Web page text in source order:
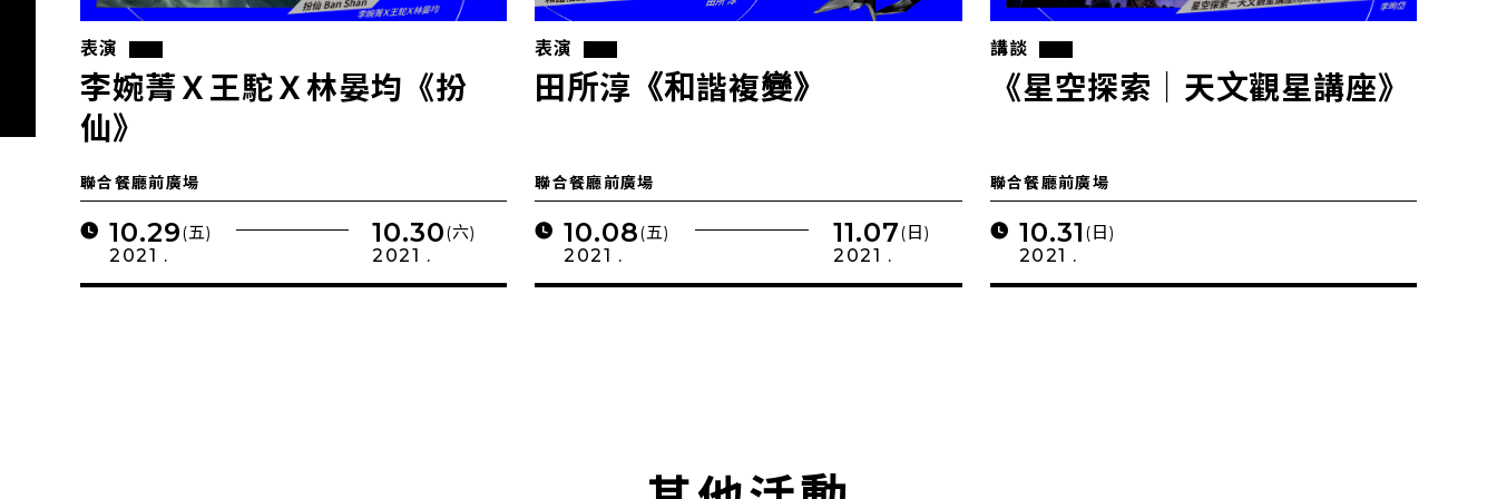
表演
李婉菁Ｘ王駝Ｘ林晏均《扮
仙》
聯合餐廳前廣場
10.29(五)
2021 .
10.30(六)
2021 .
表演
田所淳《和諧複變》
聯合餐廳前廣場
10.08(五)
2021 .
11.07(日)
2021 .
講談
《星空探索｜天文觀星講座》
聯合餐廳前廣場
10.31 (日)
2021 .